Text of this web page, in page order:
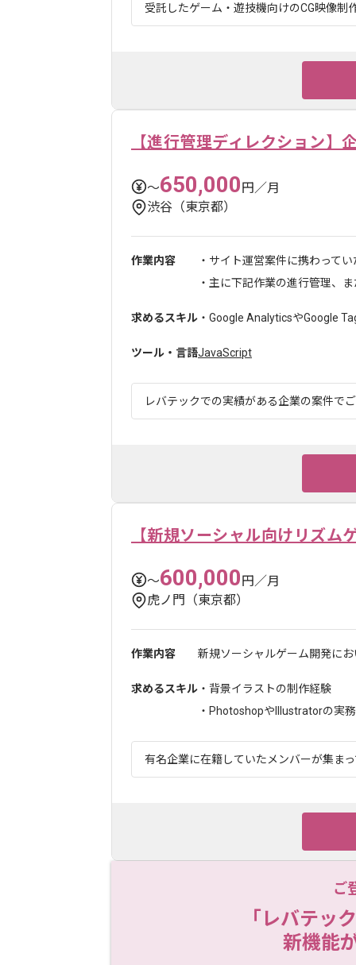
受託したゲーム・遊技機向けのCG映像制
【進行管理ディレクション】
〜650,000円／月
渋谷（東京都）
作業内容
・サイト運営案件に携わって
・主に下記作業の進行管理、
求めるスキル ・Google AnalyticsやGoogle
ツール・言語JavaScript
レバテックでの実績がある企業の案件で
【新規ソーシャル向けリズム
〜600,000円／月
虎ノ門（東京都）
作業内容 新規ソーシャルゲーム開発に
求めるスキル ・背景イラストの制作経験
・PhotoshopやIllustratorの実
有名企業に在籍していたメンバーが集ま
ご
「レバテッ
新機能